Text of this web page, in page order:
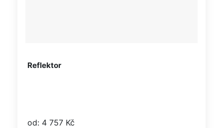
Reflektor
od: 4 757 Kč